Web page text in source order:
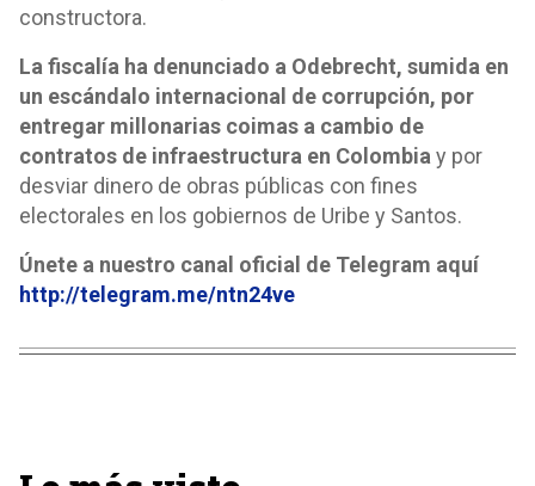
constructora.
La fiscalía ha denunciado a Odebrecht, sumida en
un escándalo internacional de corrupción, por
entregar millonarias coimas a cambio de
contratos de infraestructura en Colombia y por
desviar dinero de obras públicas con fines
electorales en los gobiernos de Uribe y Santos.
Únete a nuestro canal oficial de Telegram aquí
http://telegram.me/ntn24ve